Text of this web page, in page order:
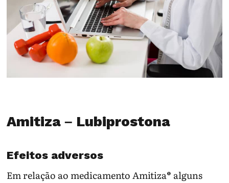
Amitiza – Lubiprostona
Efeitos adversos
Em relação ao medicamento Amitiza® alguns